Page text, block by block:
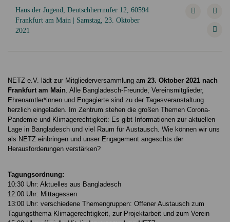
Haus der Jugend, Deutschherrnufer 12, 60594
Frankfurt am Main | Samstag, 23. Oktober
2021
NETZ e.V. lädt zur Mitgliederversammlung am 23. Oktober 2021 nach
Frankfurt am Main . Alle Bangladesch-Freunde, Vereinsmitglieder,
Ehrenamtler*innen und Engagierte sind zu der Tagesveranstaltung
herzlich eingeladen. Im Zentrum stehen die großen Themen Corona-
Pandemie und Klimagerechtigkeit: Es gibt Informationen zur aktuellen
Lage in Bangladesch und viel Raum für Austausch. Wie können wir uns
als NETZ einbringen und unser Engagement angeschts der
Herausforderungen verstärken?
Tagungsordnung:
10:30 Uhr: Aktuelles aus Bangladesch
12:00 Uhr: Mittagessen
13:00 Uhr: verschiedene Themengruppen: Offener Austausch zum
Tagungsthema Klimagerechtigkeit, zur Projektarbeit und zum Verein